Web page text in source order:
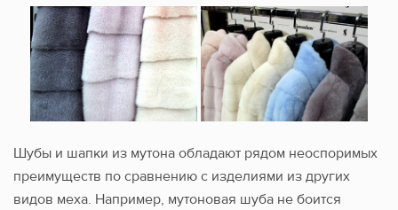
Шубы и шапки из мутона обладают рядом неоспоримых
преимуществ по сравнению с изделиями из других
видов меха. Например, мутоновая шуба не боится